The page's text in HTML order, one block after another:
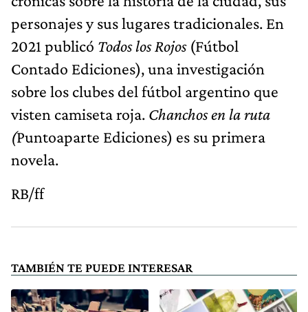
personajes y sus lugares tradicionales. En
2021 publicó Todos los Rojos (Fútbol
Contado Ediciones), una investigación
sobre los clubes del fútbol argentino que
visten camiseta roja. Chanchos en la ruta
(Puntoaparte Ediciones) es su primera
novela.
RB/ff
TAMBIÉN TE PUEDE INTERESAR